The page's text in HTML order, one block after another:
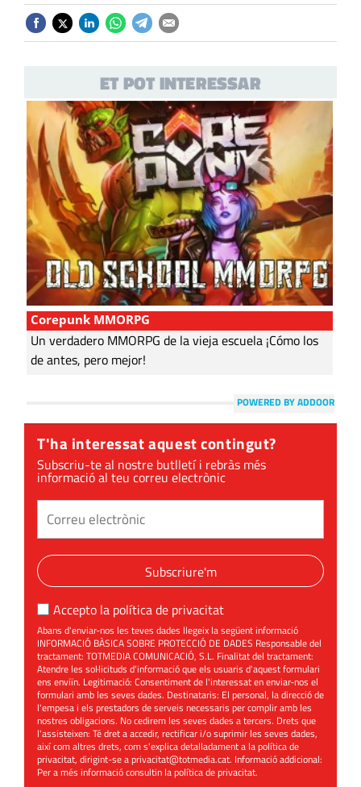
ET POT INTERESSAR
Corepunk MMORPG
Un verdadero MMORPG de la vieja escuela ¡Cómo los
de antes, pero mejor!
POWERED BY ADDOOR
T'ha interessat aquest contingut?
Subscriu-te al nostre butlletí i rebràs més
informació al teu correu electrònic
Subscriure'm
Accepto la política de privacitat
Abans d'enviar-nos les teves dades llegeix la següent informació
INFORMACIÓ BÀSICA SOBRE PROTECCIÓ DE DADES Responsable del
tractament: TOTMEDIA COMUNICACIÓ, S.L. Finalitat del tractament:
Atendre les sol·licituds d'informació que els usuaris d'aquest formulari
ens enviïn. Legitimació: Consentiment de l'interessat en enviar-nos el
formulari amb les seves dades. Destinataris: El personal, la direcció de
l'empesa i els prestadors de serveis necessaris per complir amb les
nostres obligacions. No cedirem les seves dades a tercers. Drets que
l'assisteixen: Té dret a accedir, rectificar i/o suprimir les seves dades,
així com altres drets, com s'explica detalladament a la política de
privacitat, dirigint-se aprivacitat@totmedia.cat. Informació addicional:
Per a més informació consultin lapolítica de privacitat.